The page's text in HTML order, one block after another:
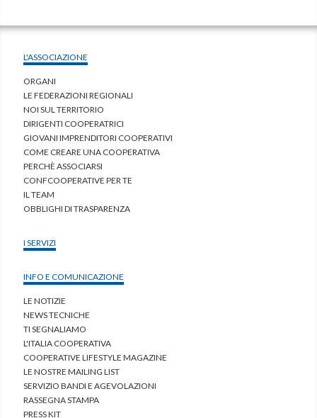
L'ASSOCIAZIONE
ORGANI
LE FEDERAZIONI REGIONALI
NOI SUL TERRITORIO
DIRIGENTI COOPERATRICI
GIOVANI IMPRENDITORI COOPERATIVI
COME CREARE UNA COOPERATIVA
PERCHÈ ASSOCIARSI
CONFCOOPERATIVE PER TE
IL TEAM
OBBLIGHI DI TRASPARENZA
I SERVIZI
INFO E COMUNICAZIONE
LE NOTIZIE
NEWS TECNICHE
TI SEGNALIAMO
L'ITALIA COOPERATIVA
COOPERATIVE LIFESTYLE MAGAZINE
LE NOSTRE MAILING LIST
SERVIZIO BANDI E AGEVOLAZIONI
RASSEGNA STAMPA
PRESS KIT